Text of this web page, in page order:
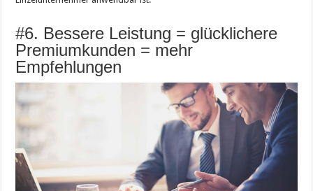
#6. Bessere Leistung = glücklichere
Premiumkunden = mehr
Empfehlungen